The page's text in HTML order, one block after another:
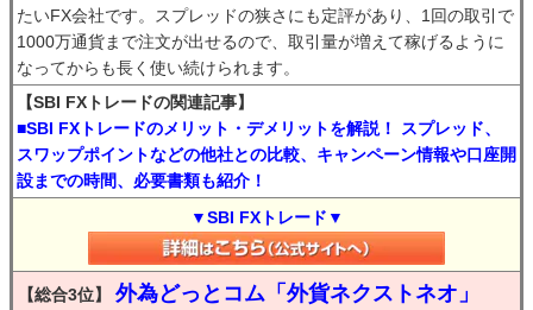
たいFX会社です。スプレッドの狭さにも定評があり、1回の取引で
1000万通貨まで注文が出せるので、取引量が増えて稼げるように
なってからも長く使い続けられます。
【SBI FXトレードの関連記事】
■SBI FXトレードのメリット・デメリットを解説！ スプレッド、
スワップポイントなどの他社との比較、キャンペーン情報や口座開
設までの時間、必要書類も紹介！
▼SBI FXトレード▼
【総合3位】 外為どっとコム「外貨ネクストネオ」